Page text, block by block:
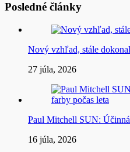
Posledné články
Nový vzhľad, stále
27 júla, 2026
Paul Mitchell SUN:
16 júla, 2026